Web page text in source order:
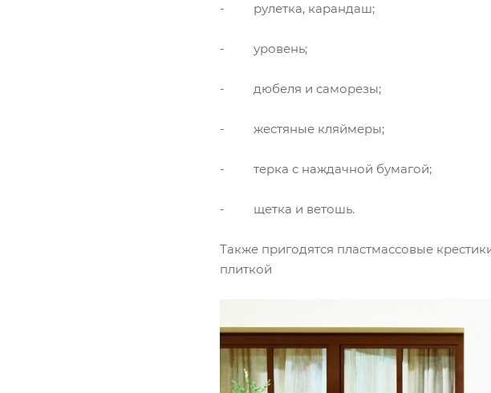
- рулетка, карандаш;
- уровень;
- дюбеля и саморезы;
- жестяные кляймеры;
- терка с наждачной бумагой;
- щетка и ветошь.
Также пригодятся пластмассовые
плиткой